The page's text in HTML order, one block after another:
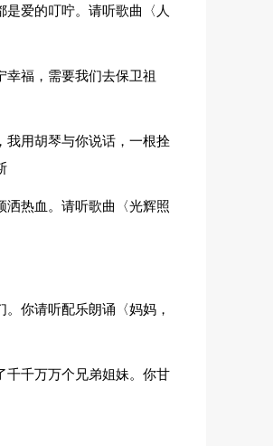
爱的叮咛。请听歌曲〈人
福，需要我们去保卫祖
我用胡琴与你说话，一根拴
洒热血。请听歌曲〈光辉照
你请听配乐朗诵〈妈妈，
千千万万个兄弟姐妹。你甘